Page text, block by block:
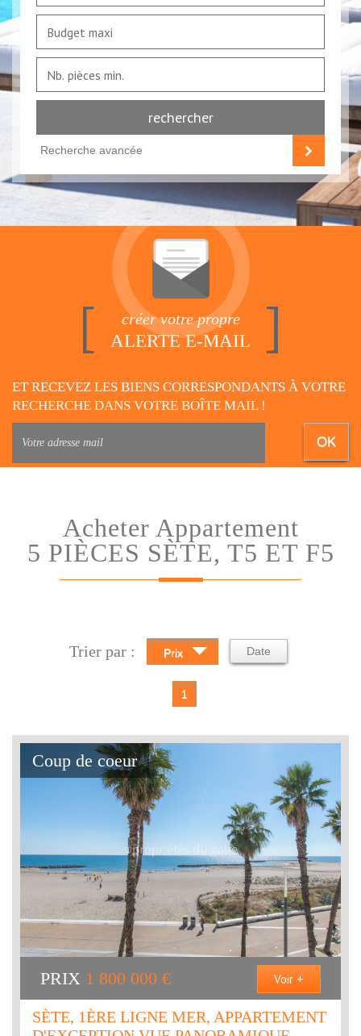
rechercher
Recherche avancée
créer votre propre
ALERTE E-MAIL
ET RECEVEZ LES BIENS CORRESPONDANTS À VOTRE
RECHERCHE DANS VOTRE BOÎTE MAIL !
OK
Acheter Appartement
5 PIÈCES SÈTE, T5 ET F5
Trier par : Prix Date
1
Coup de coeur
PRIX 1 800 000 € Voir +
SÈTE, 1ÈRE LIGNE MER, APPARTEMENT